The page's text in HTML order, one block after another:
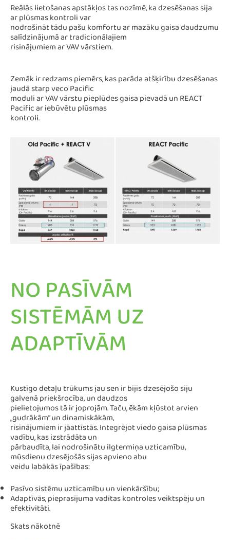
Reālās lietošanas apstākļos tas nozīmē, ka dzesēšanas sija
ar plūsmas kontroli var
nodrošināt tādu pašu komfortu ar mazāku gaisa daudzumu
salīdzinājumā ar tradicionālajiem
risinājumiem ar VAV vārstiem.
Zemāk ir redzams piemērs, kas parāda atšķirību dzesēšanas
jaudā starp veco Pacific
moduli ar VAV vārstu pieplūdes gaisa pievadā un REACT
Pacific ar iebūvētu plūsmas
kontroli.
NO PASĪVĀM
SISTĒMĀM UZ
ADAPTĪVĀM
Kustīgo detaļu trūkums jau sen ir bijis dzesējošo siju
galvenā priekšrocība, un daudzos
pielietojumos tā ir joprojām. Taču, ēkām kļūstot arvien
„gudrākām” un dinamiskākām,
risinājumiem ir jāattīstās. Integrējot viedo gaisa plūsmas
vadību, kas izstrādāta un
pārbaudīta, lai nodrošinātu ilgtermiņa uzticamību,
mūsdienu dzesējošās sijas apvieno abu
veidu labākās īpašības:
Pasīvo sistēmu uzticamību un vienkāršību;
Adaptīvās, pieprasījuma vadītas kontroles veiktspēju un
efektivitāti.
Skats nākotnē